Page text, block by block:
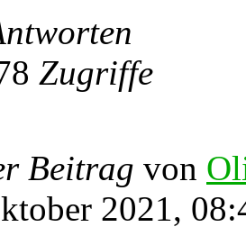
Zugriffe
Beitrag von
2021,